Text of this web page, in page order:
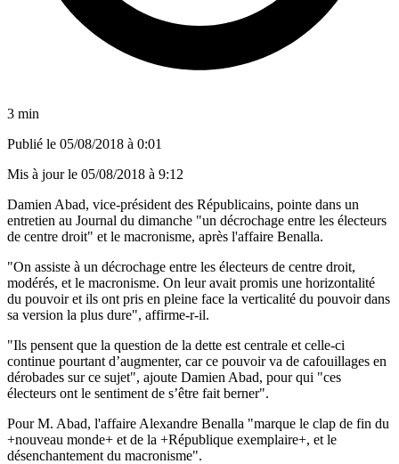
3 min
Publié le 05/08/2018 à 0:01
Mis à jour le 05/08/2018 à 9:12
Damien Abad, vice-président des Républicains, pointe dans un
entretien au Journal du dimanche "un décrochage entre les électeurs
de centre droit" et le macronisme, après l'affaire Benalla.
"On assiste à un décrochage entre les électeurs de centre droit,
modérés, et le macronisme. On leur avait promis une horizontalité
du pouvoir et ils ont pris en pleine face la verticalité du pouvoir dans
sa version la plus dure", affirme-r-il.
"Ils pensent que la question de la dette est centrale et celle-ci
continue pourtant d’augmenter, car ce pouvoir va de cafouillages en
dérobades sur ce sujet", ajoute Damien Abad, pour qui "ces
électeurs ont le sentiment de s’être fait berner".
Pour M. Abad, l'affaire Alexandre Benalla "marque le clap de fin du
+nouveau monde+ et de la +République exemplaire+, et le
désenchantement du macronisme".